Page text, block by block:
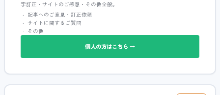
字訂正・サイトのご感想・その他全般。
記事へのご意見・訂正依頼
サイトに関するご質問
その他
個人の方はこちら →